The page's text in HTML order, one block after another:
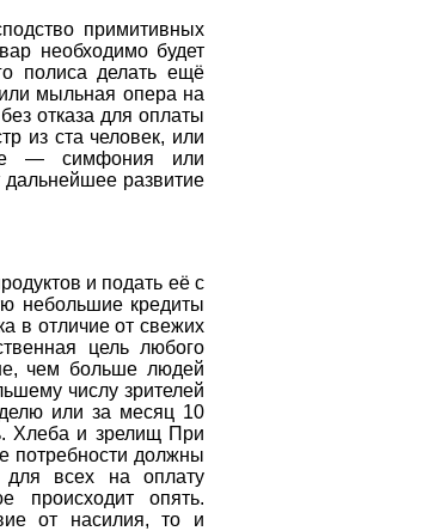
примитивных
необходимо будет
полиса делать ещё
мыльная опера на
отказа для оплаты
из ста человек, или
— симфония или
дальнейшее развитие
и подать её с
небольшие кредиты
в отличие от свежих
цель любого
чем больше людей
числу зрителей
или за месяц 10
Хлеба и зрелищ При
потребности должны
для всех на оплату
происходит опять.
от насилия, то и